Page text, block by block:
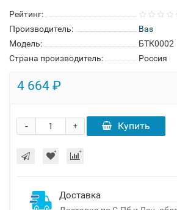
Рейтинг:
Производитель:
Bas
Модель:
БТК0002
Страна производитель:
Россия
4 664 ₽
+
- Купить
Доставка